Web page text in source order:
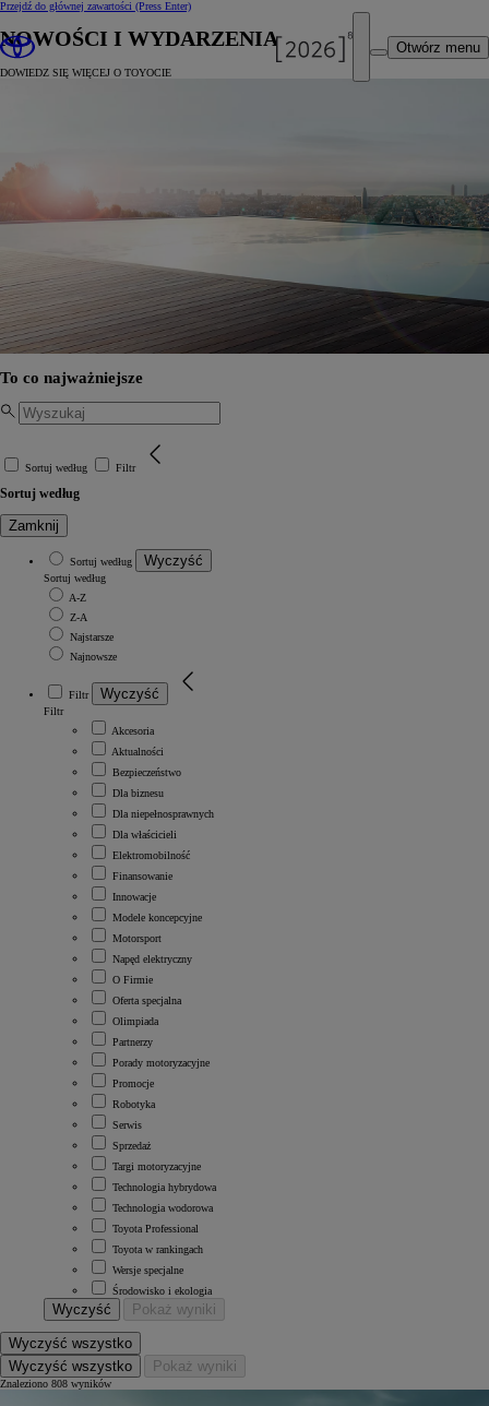
Przejdź do głównej zawartości (Press Enter)
Otwórz menu
NOWOŚCI I WYDARZENIA
DOWIEDZ SIĘ WIĘCEJ O TOYOCIE
To co najważniejsze
Sortuj według Filtr
Sortuj według
Zamknij
Sortuj według Wyczyść
Sortuj według
A-Z
Z-A
Najstarsze
Najnowsze
Filtr Wyczyść
Filtr
Akcesoria
Aktualności
Bezpieczeństwo
Dla biznesu
Dla niepełnosprawnych
Dla właścicieli
Elektromobilność
Finansowanie
Innowacje
Modele koncepcyjne
Motorsport
Napęd elektryczny
O Firmie
Oferta specjalna
Olimpiada
Partnerzy
Porady motoryzacyjne
Promocje
Robotyka
Serwis
Sprzedaż
Targi motoryzacyjne
Technologia hybrydowa
Technologia wodorowa
Toyota Professional
Toyota w rankingach
Wersje specjalne
Środowisko i ekologia
Wyczyść Pokaż wyniki
Wyczyść wszystko
Wyczyść wszystko
Pokaż wyniki
Znaleziono 808 wyników